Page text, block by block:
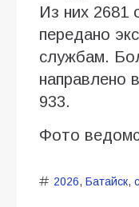
Из них 2681
передано
службам.
направлено
933.
Фото
2026, Батайск,